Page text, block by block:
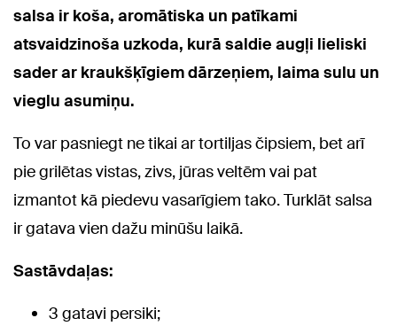
salsa ir koša, aromātiska un patīkami
atsvaidzinoša uzkoda, kurā saldie augļi lieliski
sader ar kraukšķīgiem dārzeņiem, laima sulu un
vieglu asumiņu.
To var pasniegt ne tikai ar tortiljas čipsiem, bet arī
pie grilētas vistas, zivs, jūras veltēm vai pat
izmantot kā piedevu vasarīgiem tako. Turklāt salsa
ir gatava vien dažu minūšu laikā.
Sastāvdaļas:
3 gatavi persiki;